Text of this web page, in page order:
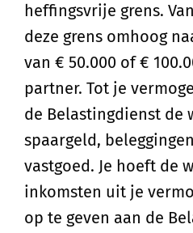
heffingsvrije grens.
deze grens omhoog
van € 50.000 of €
partner. Tot je
de Belastingdienst de
spaargeld,
vastgoed. Je hoeft de
inkomsten uit je
op te geven aan de